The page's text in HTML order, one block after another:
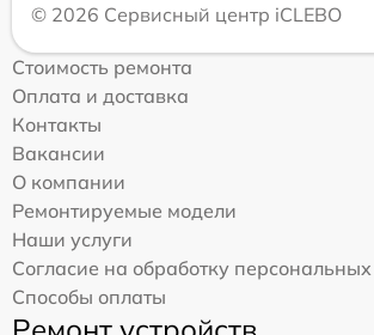
© 2026 Сервисный центр iCLEBO
Стоимость ремонта
Оплата и доставка
Контакты
Вакансии
О компании
Ремонтируемые модели
Наши услуги
Согласие на обработку
Способы оплаты